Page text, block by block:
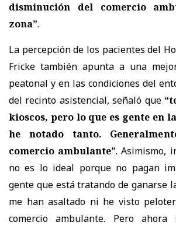
disminución del comercio
zona”.
La percepción de los pacientes del
Fricke también apunta a una
peatonal y en las condiciones del
del recinto asistencial, señaló que
kioscos, pero lo que es gente en
he notado tanto.
comercio ambulante”. Asimismo,
no es lo ideal porque no pagan
gente que está tratando de ganarse
me han asaltado ni he visto
comercio ambulante. Pero